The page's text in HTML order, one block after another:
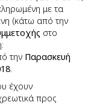
με τα
(κάτω από την
στο
την Παρασκευή
.
έχουν
προς